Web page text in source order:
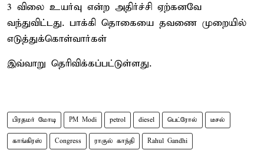
3 விலை உயர்வு என்ற அதிர்ச்சி ஏற்கனவே
வந்துவிட்டது. பாக்கி தொகையை தவணை முறையில்
எடுத்துக்கொள்வார்கள்
இவ்வாறு தெரிவிக்கப்பட்டுள்ளது.
பிரதமர் மோடி PM Modi petrol diesel பெட்ரோல் டீசல்
காங்கிரஸ் Congress ராகுல் காந்தி Rahul Gandhi